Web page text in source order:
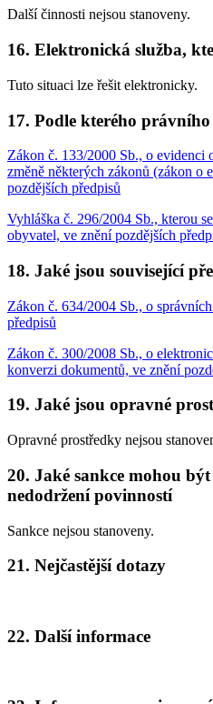
Další činnosti nejsou stanoveny.
16. Elektronická služba,
Tuto situaci lze řešit elektronicky.
17. Podle kterého
Zákon č. 133/2000 Sb., o evidenci
změně některých zákonů (zákon o
pozdějších předpisů
Vyhláška č. 296/2004 Sb., kterou
obyvatel, ve znění pozdějších
18. Jaké jsou související
Zákon č. 634/2004 Sb., o
předpisů
Zákon č. 300/2008 Sb., o
konverzi dokumentů, ve znění
19. Jaké jsou opravné
Opravné prostředky nejsou
20. Jaké sankce mohou
nedodržení povinností
Sankce nejsou stanoveny.
21. Nejčastější dotazy
22. Další informace